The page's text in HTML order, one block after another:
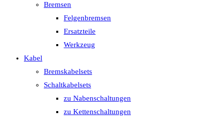
Bremsen
Felgenbremsen
Ersatzteile
Werkzeug
Kabel
Bremskabelsets
Schaltkabelsets
zu Nabenschaltungen
zu Kettenschaltungen